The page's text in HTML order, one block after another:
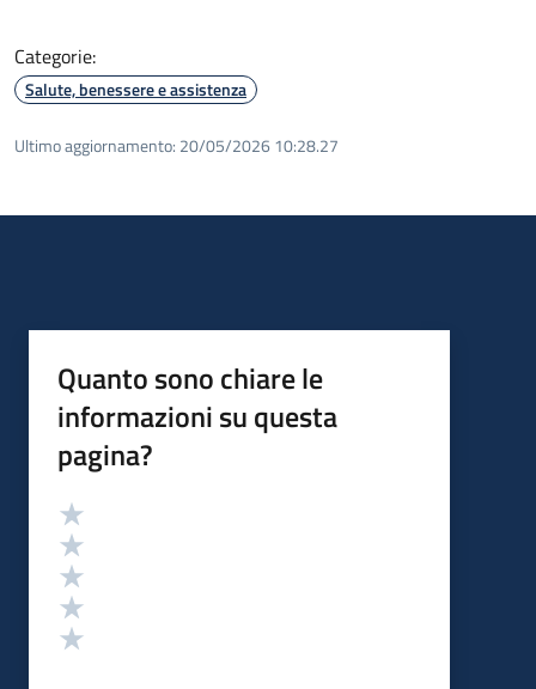
Categorie:
Salute, benessere e assistenza
Ultimo aggiornamento: 20/05/2026 10:28.27
Quanto sono chiare le
informazioni su questa
pagina?
Valutazione